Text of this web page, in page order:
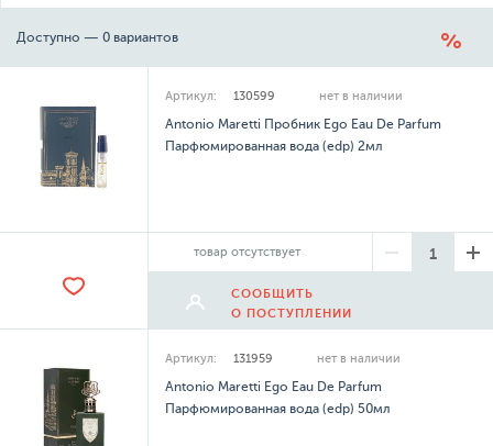
Доступно — 0 вариантов
Артикул: 130599 нет в наличии
Antonio Maretti Пробник Ego Eau De Parfum
Парфюмированная вода (edp) 2мл
товар отсутствует
СООБЩИТЬ
О ПОСТУПЛЕНИИ
Артикул: 131959 нет в наличии
Antonio Maretti Ego Eau De Parfum
Парфюмированная вода (edp) 50мл